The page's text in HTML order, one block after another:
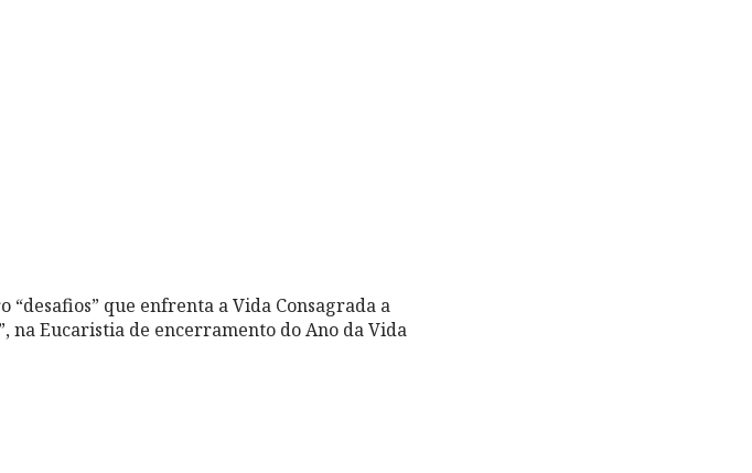
que enfrenta a Vida Consagrada a
na Eucaristia de encerramento do Ano da Vida